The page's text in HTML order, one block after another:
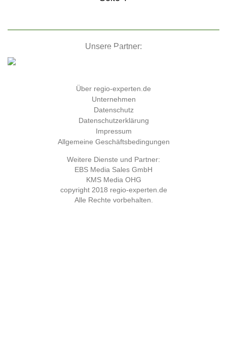
Unsere Partner:
Über regio-experten.de
Unternehmen
Datenschutz
Datenschutzerklärung
Impressum
Allgemeine Geschäftsbedingungen
Weitere Dienste und Partner:
EBS Media Sales GmbH
KMS Media OHG
copyright 2018 regio-experten.de
Alle Rechte vorbehalten.